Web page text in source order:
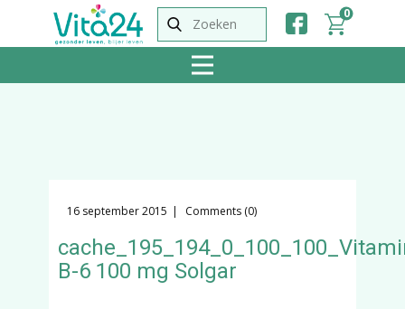
0
16 september 2015 Comments (0)
B-6 100 mg Solgar